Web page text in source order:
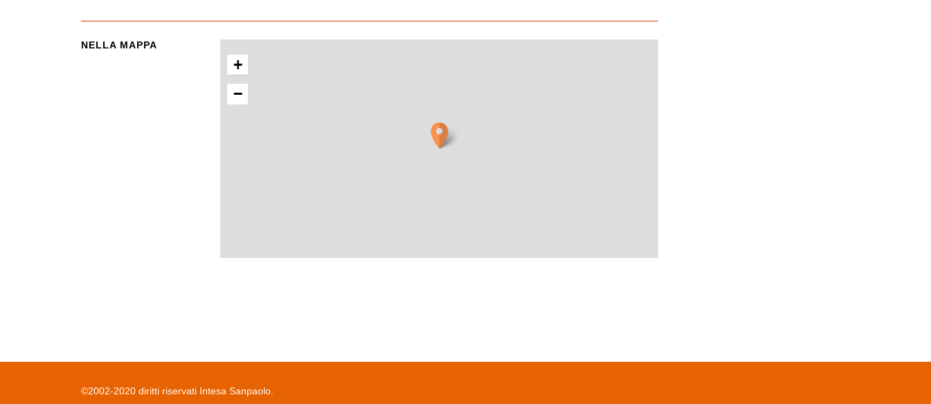
NELLA MAPPA
+
−
©2002-2020 diritti riservati Intesa Sanpaolo.